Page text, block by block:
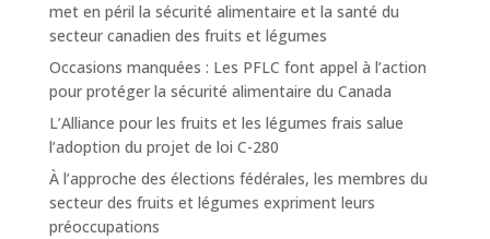
met en péril la sécurité alimentaire et la santé du
secteur canadien des fruits et légumes
Occasions manquées : Les PFLC font appel à l’action
pour protéger la sécurité alimentaire du Canada
L’Alliance pour les fruits et les légumes frais salue
l’adoption du projet de loi C-280
À l’approche des élections fédérales, les membres du
secteur des fruits et légumes expriment leurs
préoccupations